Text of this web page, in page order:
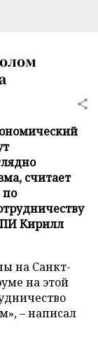
считает
по
Кирилл
на Санкт-
на этой
– написал